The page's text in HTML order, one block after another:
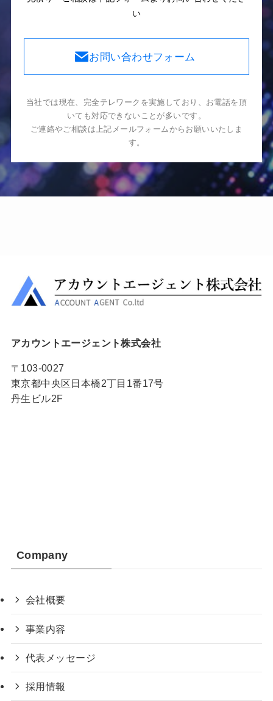
い
お問い合わせフォーム
当社では現在、完全テレワークを実施しており、お電話を頂
いても対応できないことが多いです。
ご連絡やご相談は上記メールフォームからお願いいたしま
す。
アカウントエージェント株式会社
〒103-0027
東京都中央区日本橋2丁目1番17号
丹生ビル2F
Company
会社概要
事業内容
代表メッセージ
採用情報